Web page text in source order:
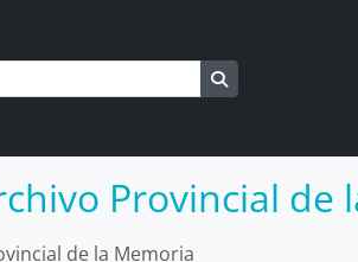
Provincial de
de la Memoria